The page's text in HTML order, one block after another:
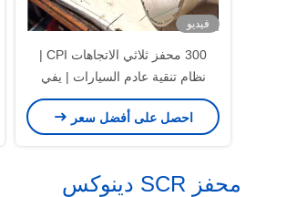
فيديو
300 محفز ثلاثي الاتجاهات CPI |
نظام تنقية عادم السيارات | يفي
بمعايير EURO 6
احصل على أفضل سعر
محفز SCR دينوكس